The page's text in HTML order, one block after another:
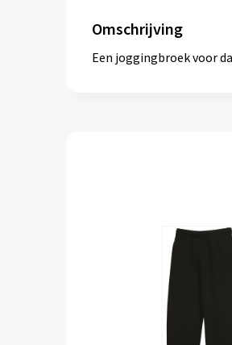
Omschrijving
Een joggingbroek voor